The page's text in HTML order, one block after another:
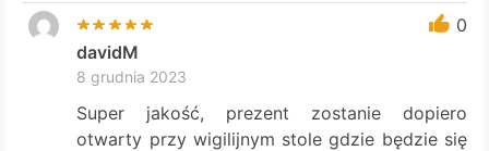
0
davidM
8 grudnia 2023
Super jakość, prezent zostanie dopiero
otwarty przy wigilijnym stole gdzie będzie się